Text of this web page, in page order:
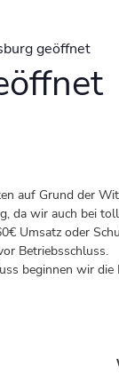
geöffnet
auf Grund der
da wir auch bei
Umsatz oder
Betriebsschluss.
beginnen wir